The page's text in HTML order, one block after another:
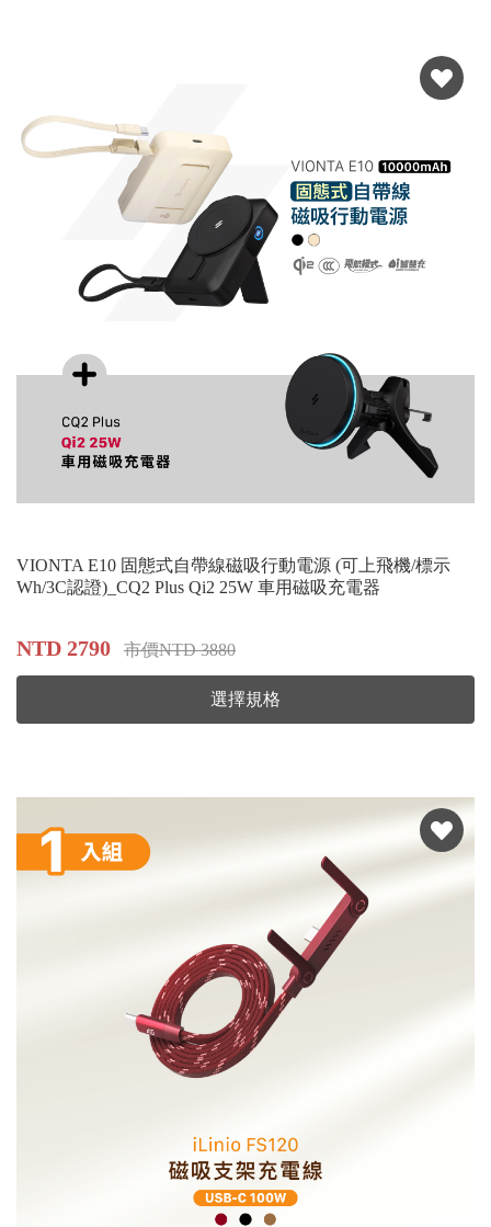
VIONTA E10 固態式自帶線磁吸行動電源 (可上飛機/標示
Wh/3C認證)_CQ2 Plus Qi2 25W 車用磁吸充電器
NTD 2790 市價NTD 3880
選擇規格